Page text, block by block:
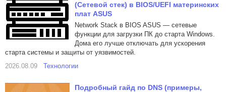
(Сетевой стек) в BIOS/UEFI материнских
плат ASUS
Network Stack в BIOS ASUS — сетевые
функции для загрузки ПК до старта Windows.
Дома его лучше отключать для ускорения
старта системы и защиты от уязвимостей.
2026.08.09
Технологии
Подробный гайд по DNS (примеры,